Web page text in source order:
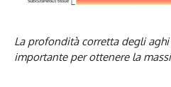
La profondità corretta degli
importante per ottenere la